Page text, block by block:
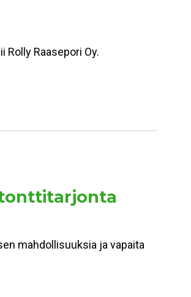
Raasepori Oy.
mahdollisuuksia ja vapaita